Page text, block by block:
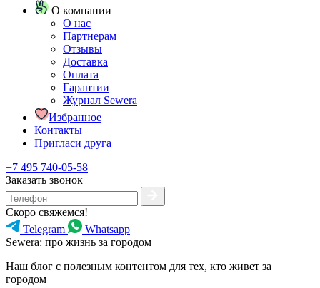
О компании
О нас
Партнерам
Отзывы
Доставка
Оплата
Гарантии
Журнал Sewera
Избранное
Контакты
Пригласи друга
+7 495 740-05-58
Заказать звонок
Скоро свяжемся!
Telegram
Whatsapp
Sewera: про жизнь за городом
Наш блог c полезным контентом для тех, кто живет за
городом